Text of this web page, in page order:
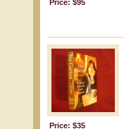
Price: $95
Price: $35